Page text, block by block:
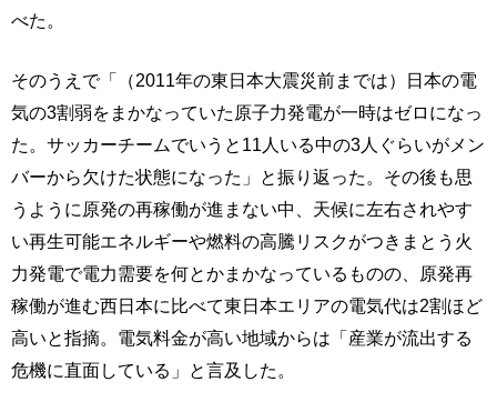
べた。
そのうえで「（2011年の東日本大震災前までは）日本の電
気の3割弱をまかなっていた原子力発電が一時はゼロになっ
た。サッカーチームでいうと11人いる中の3人ぐらいがメン
バーから欠けた状態になった」と振り返った。その後も思
うように原発の再稼働が進まない中、天候に左右されやす
い再生可能エネルギーや燃料の高騰リスクがつきまとう火
力発電で電力需要を何とかまかなっているものの、原発再
稼働が進む西日本に比べて東日本エリアの電気代は2割ほど
高いと指摘。電気料金が高い地域からは「産業が流出する
危機に直面している」と言及した。